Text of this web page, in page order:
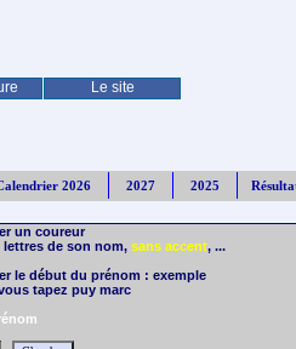
Le site
2026 2027 2025
un coureur
de son nom, sans accent, ...
le début du prénom : exemple
tapez puy marc